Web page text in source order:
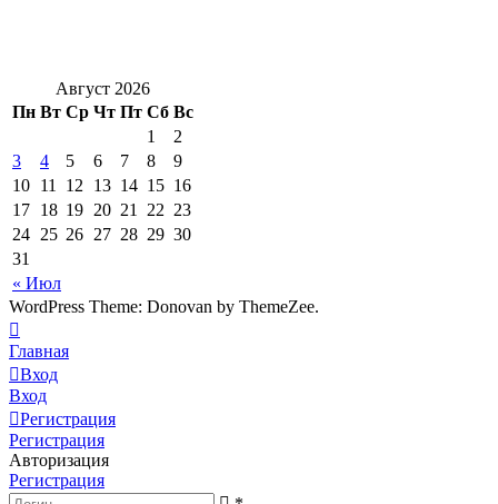
Август 2026
Пн Вт Ср Чт Пт Сб Вс
« Июл
1
2
3
4 5 6 7 8
9
10 11 12 13 14 15 16
17 18 19 20 21 22 23
24 25 26 27 28 29 30
31
WordPress Theme: Donovan by ThemeZee.
Главная
Вход
Вход
Регистрация
Регистрация
Авторизация
Регистрация